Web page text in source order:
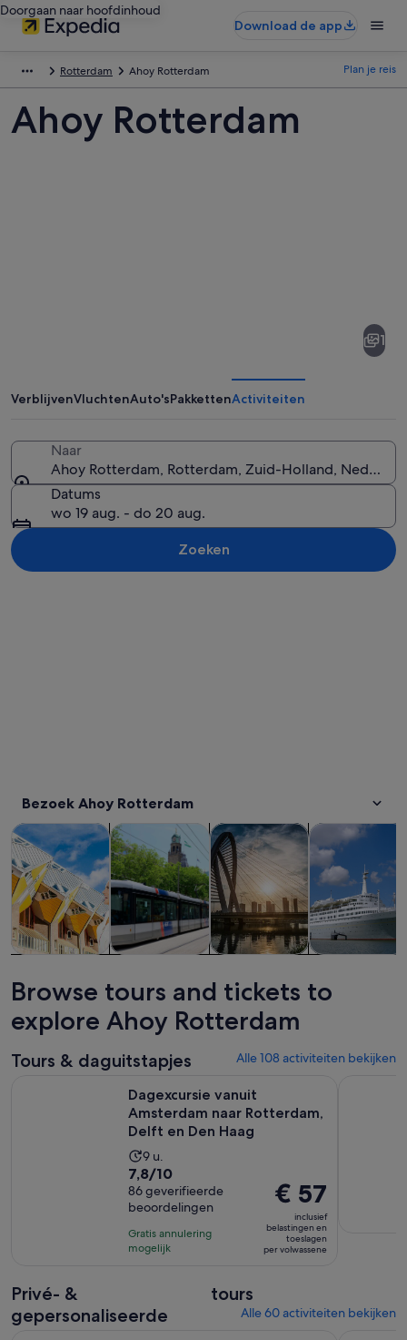
Doorgaan naar hoofdinhoud
Download de app
Rotterdam Ahoy Rotterdam Plan je reis
Ahoy Rotterdam
Een moderne kabelbrug bij nacht
1
VerblijvenVluchtenAuto'sPakkettenActiviteiten
Naar
Ahoy Rotterdam, Rotterdam, Zuid-Holland,
Datums
wo 19 aug. - do 20 aug.
Zoeken
Bezoek Ahoy Rotterdam
daguitstapjes
Tours & daguitstapjes Opent een nieuwe tab
& cultuur
Geschiedenis & cultuurOpent een nieuwe
gepersonaliseerde
tours
Privé- & gepersonaliseerde
& uitgaan
Eten, drinken
Browse tours and tickets to
explore Ahoy Rotterdam
Tours & daguitstapjes Alle 108 activiteiten bekijken
Dagexcursie vanuit
Amsterdam naar Rotterdam,
Delft en Den Haag
De
activiteit
duurt
9
uur
9 u.
7.8
van
10
met
86
7,8/10
86 geverifieerde
beoordelingen
Gratis annulering
mogelijk
De
prijs
is
€ 57
€ 57
inclusief
belastingen en
toeslagen
per volwassene
Privé- &
gepersonaliseerde
tours
Alle 60 activiteiten bekijken